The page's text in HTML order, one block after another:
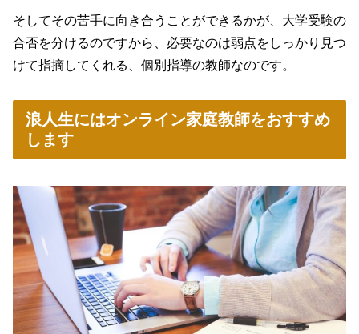
そしてその苦手に向き合うことができるかが、大学受験の
合否を分けるのですから、必要なのは弱点をしっかり見つ
けて指摘してくれる、個別指導の教師なのです。
浪人生にはオンライン家庭教師をおすすめ
します